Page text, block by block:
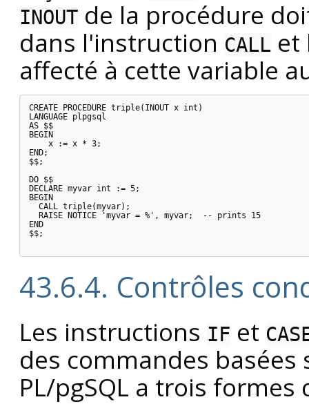
INOUT de la procédure
dans l'instruction CALL et
affecté à cette variable
CREATE PROCEDURE triple(INOUT x int)
LANGUAGE plpgsql
AS $$
BEGIN
    x := x * 3;
END;
$$;
DO $$
DECLARE myvar int := 5;
BEGIN
  CALL triple(myvar);
  RAISE NOTICE 'myvar = %', myvar;  -- prints 15
END
$$;
43.6.4. Contrôles
Les instructions IF et
des commandes
PL/pgSQL a trois formes